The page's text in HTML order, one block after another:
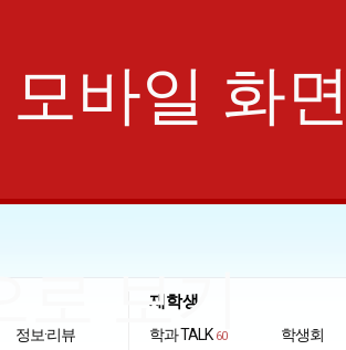
모바일 화
으로 보기
정보·리뷰
재학생
학과 TALK 60
학생회